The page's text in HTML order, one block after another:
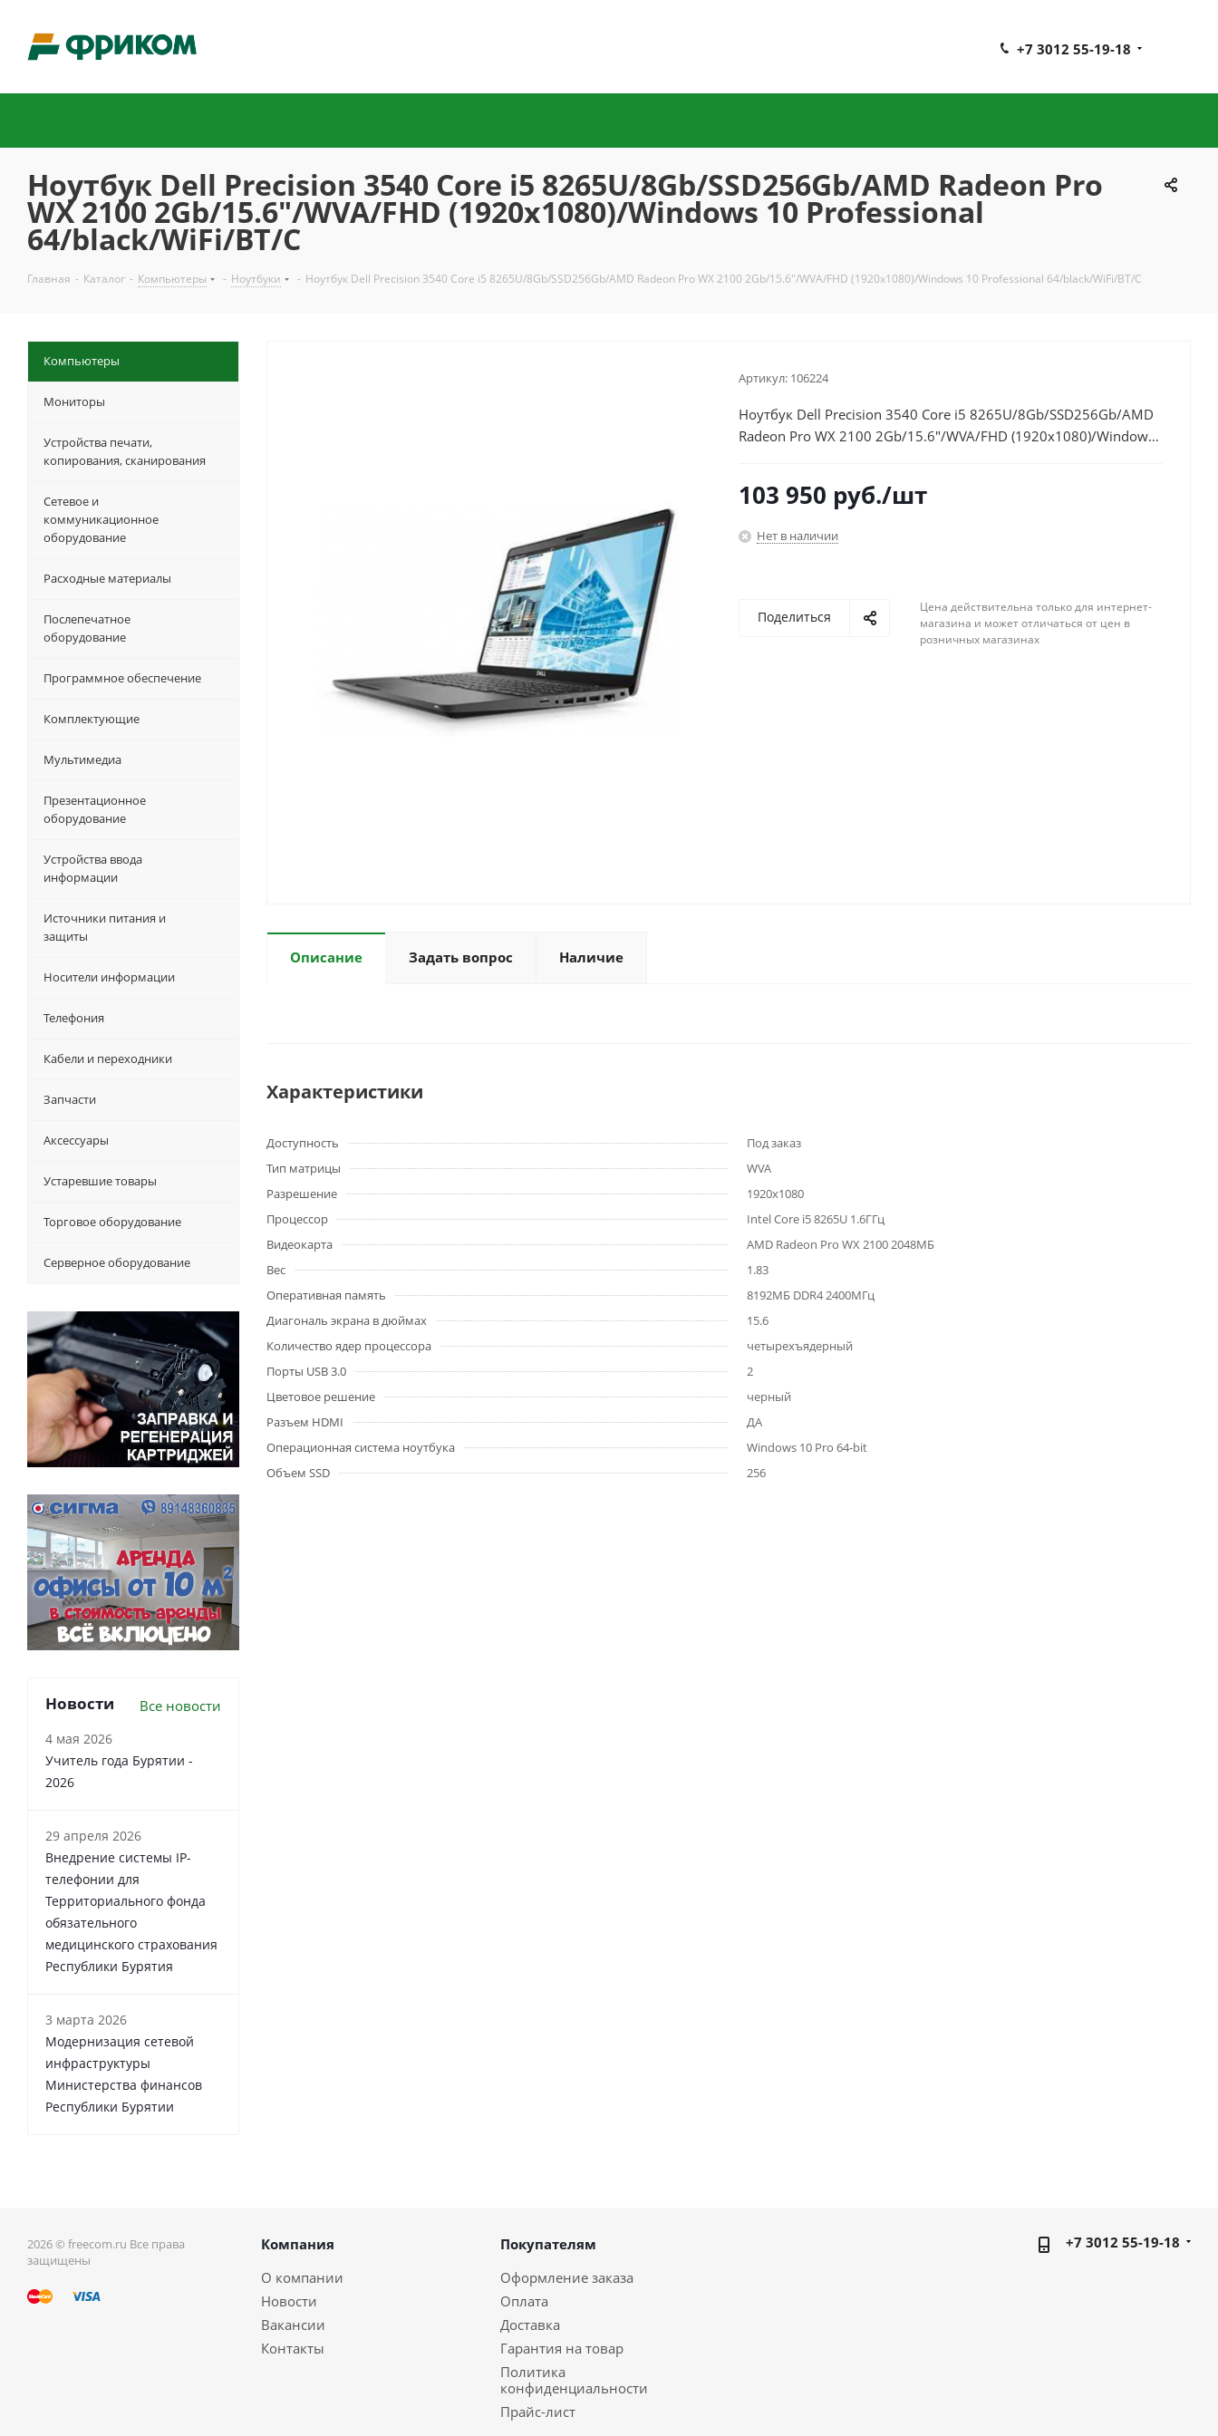
+7 3012 55-19-18
Ноутбук Dell Precision 3540 Core i5 8265U/8Gb/SSD256Gb/AMD Radeon Pro
WX 2100 2Gb/15.6"/WVA/FHD (1920x1080)/Windows 10 Professional
64/black/WiFi/BT/C
Главная - Каталог - Компьютеры - Ноутбуки - Ноутбук Dell Precision 3540 Core i5 8265U/8Gb/SSD256Gb/AMD Radeon Pro WX 2100 2Gb/15.6"/WVA/FHD (1920x1080)/Windows 10 Professional 64/black/WiFi/BT/C
Артикул: 106224
Ноутбук Dell Precision 3540 Core i5 8265U/8Gb/SSD256Gb/AMD
Radeon Pro WX 2100 2Gb/15.6"/WVA/FHD (1920x1080)/Windows
103 950 руб./шт
Нет в наличии
Поделиться
Цена действительна только для интернет-
магазина и может отличаться от цен в
розничных магазинах
Описание Задать вопрос Наличие
Характеристики
Доступность
Под заказ
Тип матрицы
WVA
Разрешение
1920x1080
Процессор
Intel Core i5 8265U 1.6ГГц
Видеокарта
AMD Radeon Pro WX 2100 2048МБ
Вес
1.83
Оперативная память
8192МБ DDR4 2400МГц
Диагональ экрана в дюймах
15.6
Количество ядер процессора
четырехъядерный
Порты USB 3.0
2
Цветовое решение
черный
Разъем HDMI
ДА
Операционная система ноутбука
Windows 10 Pro 64-bit
Объем SSD
256
Компьютеры
Мониторы
Устройства печати,
копирования, сканирования
Сетевое и
коммуникационное
оборудование
Расходные материалы
Послепечатное
оборудование
Программное обеспечение
Комплектующие
Мультимедиа
Презентационное
оборудование
Устройства ввода
информации
Источники питания и
защиты
Носители информации
Телефония
Кабели и переходники
Запчасти
Аксессуары
Устаревшие товары
Торговое оборудование
Серверное оборудование
Новости Все новости
4 мая 2026
Учитель года Бурятии -
2026
29 апреля 2026
Внедрение системы IP-
телефонии для
Территориального фонда
обязательного
медицинского страхования
Республики Бурятия
3 марта 2026
Модернизация сетевой
инфраструктуры
Министерства финансов
Республики Бурятии
2026 © freecom.ru Все права
защищены
Компания
О компании
Новости
Вакансии
Контакты
Покупателям
Оформление заказа
Оплата
Доставка
Гарантия на товар
Политика
конфиденциальности
Прайс-лист
+7 3012 55-19-18